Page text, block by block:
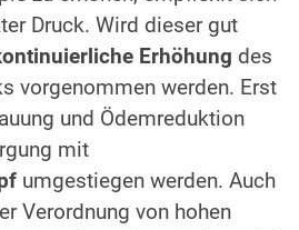
Druck. Wird dieser gut
Erhöhung des
vorgenommen werden. Erst
und Ödemreduktion
mit
umgestiegen werden. Auch
Verordnung von hohen